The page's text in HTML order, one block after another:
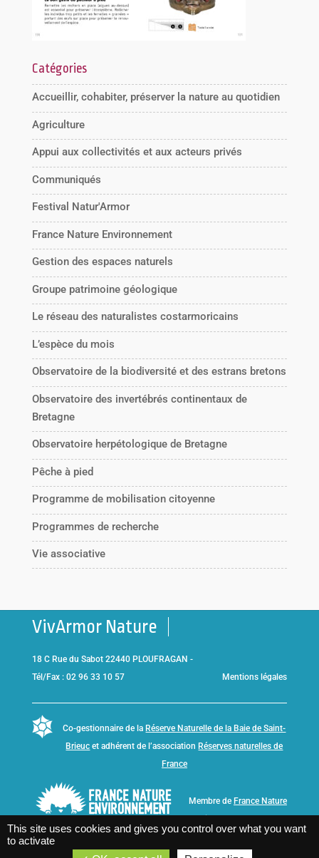
Catégories
Accueillir, cohabiter, préserver la nature au quotidien
Agriculture
Appui aux collectivités et aux acteurs privés
Communiqués
Festival Natur'Armor
France Nature Environnement
Gestion des espaces naturels
Groupe patrimoine géologique
Le réseau des naturalistes costarmoricains
L’espèce du mois
Observatoire de la biodiversité et des estrans bretons
Observatoire des invertébrés continentaux de
Bretagne
Observatoire herpétologique de Bretagne
Pêche à pied
Programme de mobilisation citoyenne
Programmes de recherche
Vie associative
VivArmor Nature
18 C Rue du Sabot 22440 PLOUFRAGAN -
Tél/Fax : 02 96 33 10 57
Mentions légales
Co-gestionnaire de la Réserve Naturelle de la Baie de Saint-
Brieuc et adhérent de l’association Réserves naturelles de
France
Membre de France Nature
This site uses cookies and gives you control over what you want
to activate